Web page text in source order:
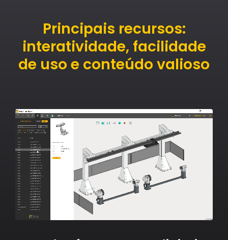
Principais recursos:
interatividade, facilidade
de uso e conteúdo valioso